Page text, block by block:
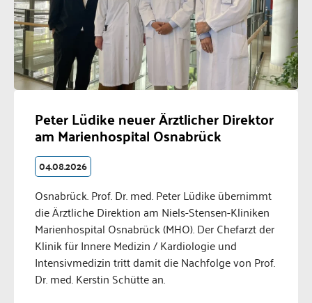
Peter Lüdike neuer Ärztlicher Direktor
am Marienhospital Osnabrück
04.08.2026
Osnabrück. Prof. Dr. med. Peter Lüdike übernimmt
die Ärztliche Direktion am Niels-Stensen-Kliniken
Marienhospital Osnabrück (MHO). Der Chefarzt der
Klinik für Innere Medizin / Kardiologie und
Intensivmedizin tritt damit die Nachfolge von Prof.
Dr. med. Kerstin Schütte an.